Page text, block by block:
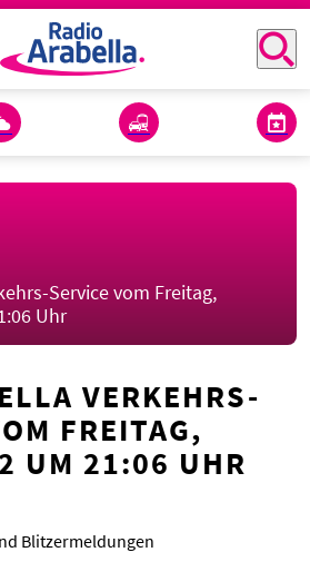
Service vom Freitag,
Uhr
VERKEHRS-
FREITAG,
UM 21:06 UHR
Blitzermeldungen